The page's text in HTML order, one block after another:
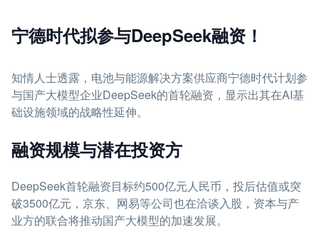
宁德时代拟参与DeepSeek融资！
知情人士透露，电池与能源解决方案供应商宁德时代计划参
与国产大模型企业DeepSeek的首轮融资，显示出其在AI基
础设施领域的战略性延伸。
融资规模与潜在投资方
DeepSeek首轮融资目标约500亿元人民币，投后估值或突
破3500亿元，京东、网易等公司也在洽谈入股，资本与产
业方的联合将推动国产大模型的加速发展。